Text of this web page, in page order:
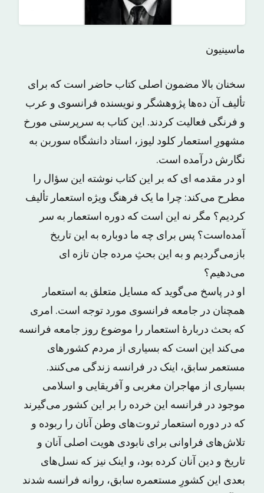
ماسینیون
سخنان بالا مضمون اصلی کتاب حاضر است که برای
تألیف آن ده‌ها پژوهشگر و نویسنده فرانسوی و عرب
و فرنگی فعالیت کردند. این کتاب به سرپرستی مورخ
مشهورِ استعمار کلود لیوز، استاد دانشگاه سوربن به
نگارش درآمده است.
او در مقدمه ای که بر این کتاب نوشته این سؤال را
مطرح می‌کند: چرا ما یک فرهنگ ویژه استعمار تألیف
کردیم؟ مگر نه این است که دوره استعمار به سر
آمده‌است؟ پس برای چه ما دوباره به این تاریخ
بازمی‌گردیم و به این بحثِ مرده جان تازه ای
می‌دهیم؟
او در پاسخ می‌گوید که مسایل متعلق به استعمار
همچنان در جامعه فرانسوی مورد توجه است. امری
که بحث دربارهٔ استعمار را موضوع روز جامعه فرانسه
می‌کند این است که بسیاری از مردم کشورهای
مستعمر سابق، اینک در فرانسه زندگی می‌کنند.
بسیاری از مهاجران مغربی و آفریقایی و اسلامی
موجود در فرانسه این خرده را بر این کشور می‌گیرند
که در دوره استعمار ثروت‌های وطن آنان را ربوده و
تلاش‌های فراوانی برای نابودی هویت اصلی آنان و
تاریخ و دین آنان کرده بود، و اینک نیز که نسل‌های
بعدی این کشورِ مستعمره سابق، روانه فرانسه شدند